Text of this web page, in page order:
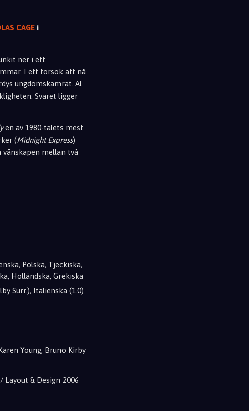
CAGE i
ner i ett
I ett försök att nå
ungdomskamrat. Al
Svaret ligger
en av 1980-talets mest
(Midnight Express)
mellan två
Polska, Tjeckiska,
Holländska, Grekiska
Surr.), Italienska (1.0)
Young, Bruno Kirby
& Design 2006